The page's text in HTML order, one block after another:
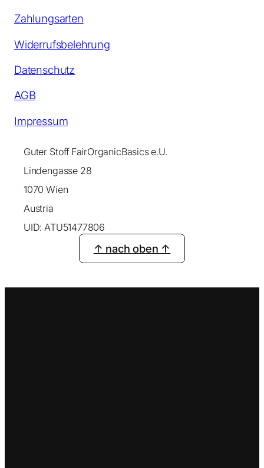
Zahlungsarten
Widerrufsbelehrung
Datenschutz
AGB
Impressum
Guter Stoff FairOrganicBasics e.U.
Lindengasse 28
1070 Wien
Austria
UID: ATU51477806
↑ nach oben ↑